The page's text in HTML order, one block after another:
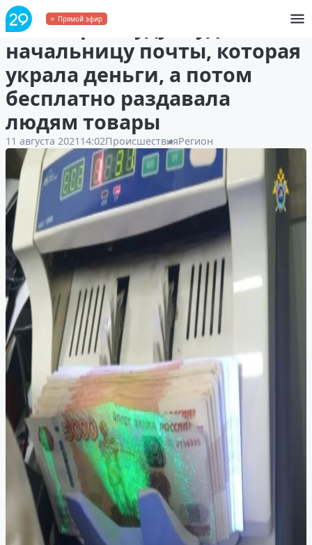
Прямой эфир
В Поморье будут судить
начальницу почты, которая
украла деньги, а потом
бесплатно раздавала
людям товары
11 августа 2021 14:02ПроисшествияРегион